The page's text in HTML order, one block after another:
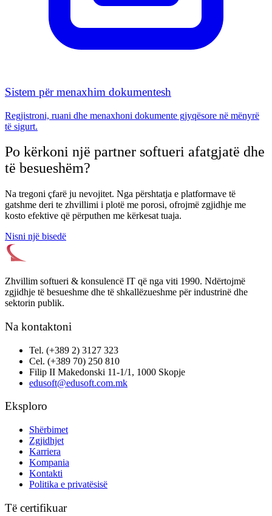
Sistem për menaxhim dokumentesh
Regjistroni, ruani dhe menaxhoni dokumente gjyqësore në mënyrë
të sigurt.
Po kërkoni një partner softueri afatgjatë dhe
të besueshëm?
Na tregoni çfarë ju nevojitet. Nga përshtatja e platformave të
gatshme deri te zhvillimi i plotë me porosi, ofrojmë zgjidhje me
kosto efektive që përputhen me kërkesat tuaja.
Nisni një bisedë
Zhvillim softueri & konsulencë IT që nga viti 1990. Ndërtojmë
zgjidhje të besueshme dhe të shkallëzueshme për industrinë dhe
sektorin publik.
Na kontaktoni
Tel. (+389 2) 3127 323
Cel. (+389 70) 250 810
Filip II Makedonski 11-1/1, 1000 Skopje
edusoft@edusoft.com.mk
Eksploro
Shërbimet
Zgjidhjet
Karriera
Kompania
Kontakti
Politika e privatësisë
Të certifikuar